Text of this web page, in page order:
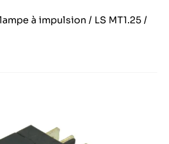
à impulsion / LS MT1.25 /